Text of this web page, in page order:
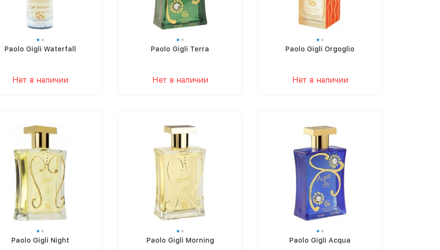
Paolo Gigli Waterfall
Нет в наличии
Paolo Gigli Terra
Нет в наличии
Paolo Gigli Orgoglio
Нет в наличии
Paolo Gigli Night Paolo Gigli Morning Paolo Gigli Acqua